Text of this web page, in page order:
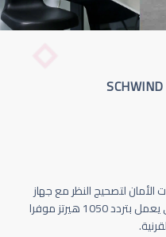
الأمان لتصحيج النظر مع جهاز
Schwind Amaris 1050 الذي يعمل بتردد 1050 هيرتز موفرا